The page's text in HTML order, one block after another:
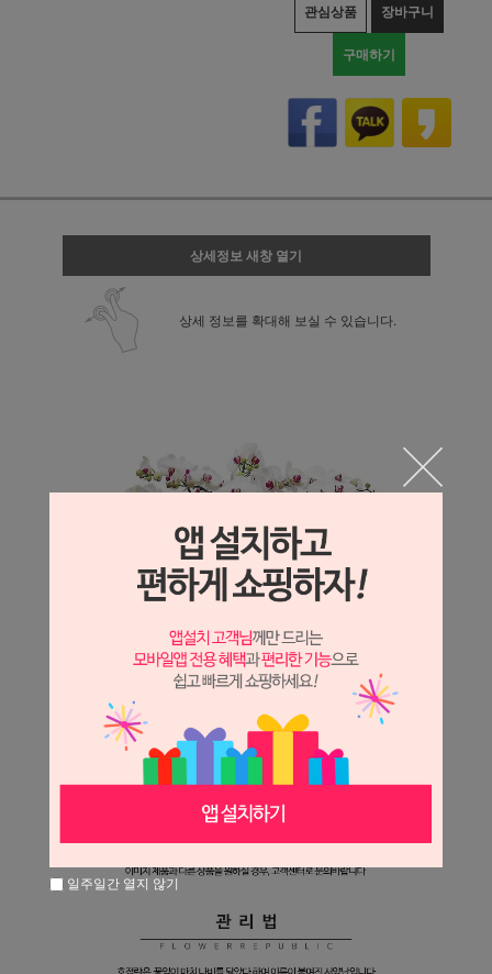
관심상품 장바구니
구매하기
상세정보 새창 열기
상세 정보를 확대해 보실 수 있습니다.
일주일간 열지 않기